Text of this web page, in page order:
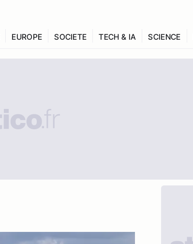
EUROPE SOCIETE TECH & IA SCIENCE